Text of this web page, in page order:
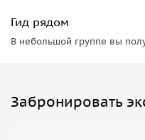
Гид рядом
В небольшой группе вы
Забронировать